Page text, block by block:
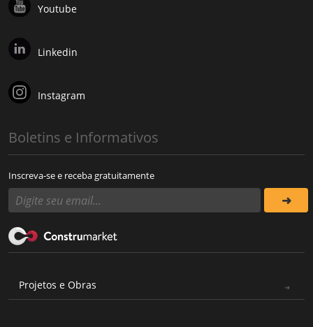
Youtube
Linkedin
Instagram
Boletins e Informativos
Inscreva-se e receba gratuitamente
Projetos e Obras